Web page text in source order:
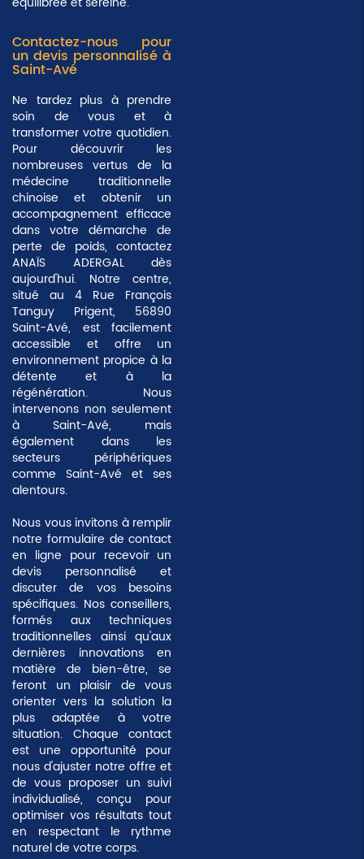
Contactez-nous pour
un devis personnalisé à
Saint-Avé
Ne tardez plus à prendre
soin de vous et à
transformer votre quotidien.
Pour découvrir les
nombreuses vertus de la
médecine traditionnelle
chinoise et obtenir un
accompagnement efficace
dans votre démarche de
perte de poids, contactez
ANAÏS ADERGAL dès
aujourd'hui. Notre centre,
situé au 4 Rue François
Tanguy Prigent, 56890
Saint-Avé, est facilement
accessible et offre un
environnement propice à la
détente et à la
régénération. Nous
intervenons non seulement
à Saint-Avé, mais
également dans les
secteurs périphériques
comme Saint-Avé et ses
alentours.
Nous vous invitons à remplir
notre formulaire de contact
en ligne pour recevoir un
devis personnalisé et
discuter de vos besoins
spécifiques. Nos conseillers,
formés aux techniques
traditionnelles ainsi qu'aux
dernières innovations en
matière de bien-être, se
feront un plaisir de vous
orienter vers la solution la
plus adaptée à votre
situation. Chaque contact
est une opportunité pour
nous d'ajuster notre offre et
de vous proposer un suivi
individualisé, conçu pour
optimiser vos résultats tout
en respectant le rythme
naturel de votre corps.